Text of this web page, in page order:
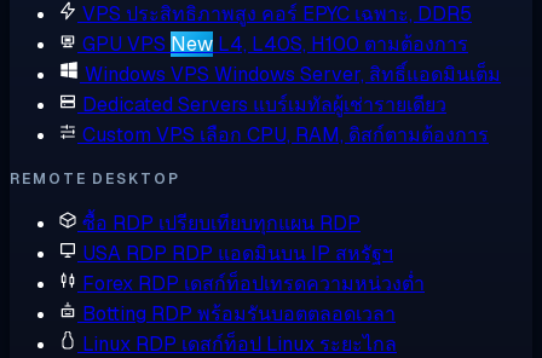
VPS ประสิทธิภาพสูง คอร์ EPYC เฉพาะ, DDR5
GPU VPS New L4, L40S, H100 ตามต้องการ
Windows VPS Windows Server, สิทธิ์แอดมินเต็ม
Dedicated Servers แบร์เมทัลผู้เช่ารายเดียว
Custom VPS เลือก CPU, RAM, ดิสก์ตามต้องการ
REMOTE DESKTOP
ซื้อ RDP เปรียบเทียบทุกแผน RDP
USA RDP RDP แอดมินบน IP สหรัฐฯ
Forex RDP เดสก์ท็อปเทรดความหน่วงต่ำ
Botting RDP พร้อมรันบอตตลอดเวลา
Linux RDP เดสก์ท็อป Linux ระยะไกล